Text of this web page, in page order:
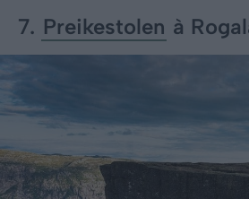
7. Preikestolen à